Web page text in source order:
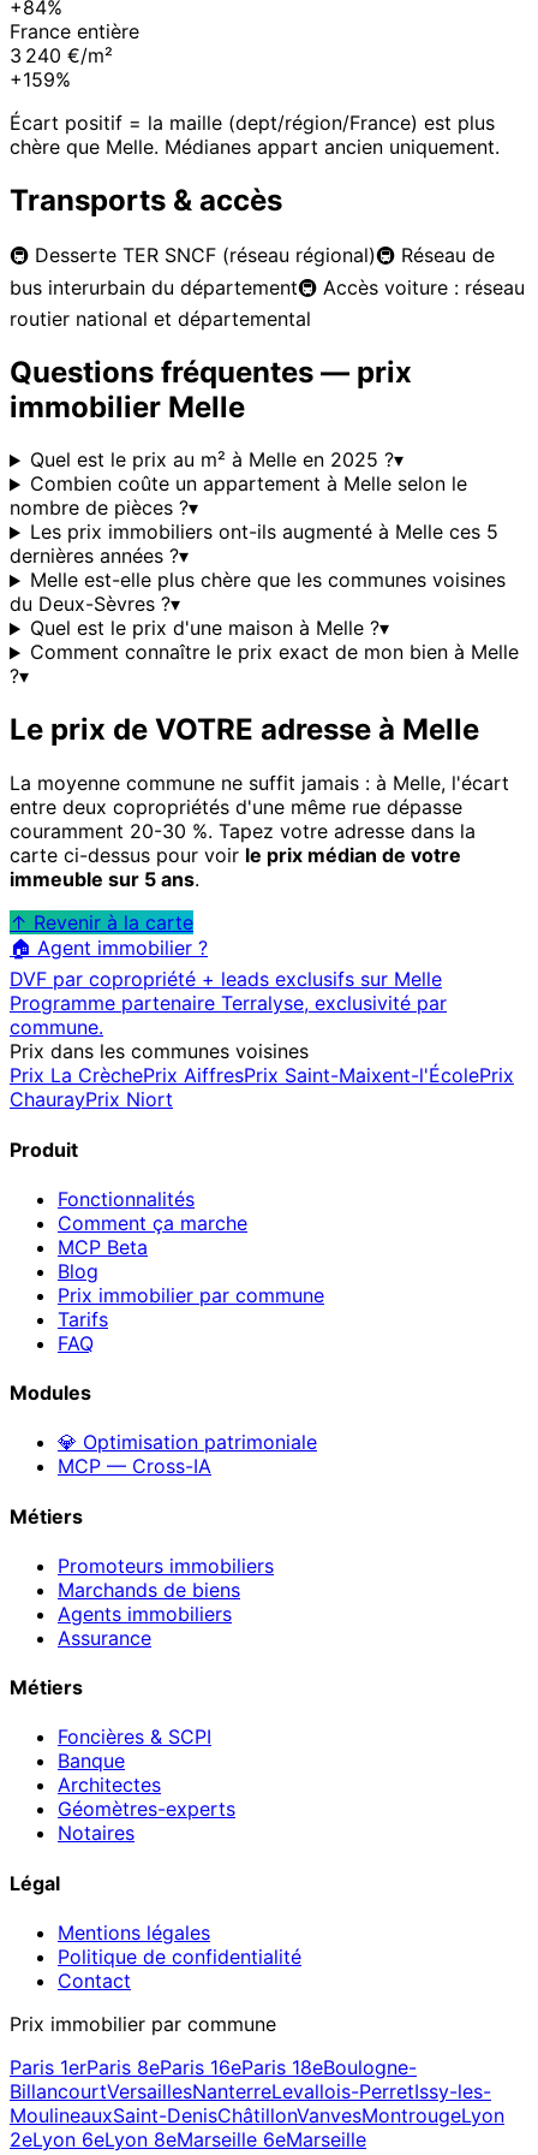
+84%
France entière
3 240 €/m²
+159%
Écart positif = la maille (dept/région/France) est plus
chère que Melle. Médianes appart ancien uniquement.
Transports & accès
🚇 Desserte TER SNCF (réseau régional)🚇 Réseau de
bus interurbain du département🚇 Accès voiture : réseau
routier national et départemental
Questions fréquentes — prix
immobilier Melle
Quel est le prix au m² à Melle en 2025 ?▾
Combien coûte un appartement à Melle selon le
nombre de pièces ?▾
Les prix immobiliers ont-ils augmenté à Melle ces 5
dernières années ?▾
Melle est-elle plus chère que les communes voisines
du Deux-Sèvres ?▾
Quel est le prix d'une maison à Melle ?▾
Comment connaître le prix exact de mon bien à Melle
?▾
Le prix de VOTRE adresse à Melle
La moyenne commune ne suffit jamais : à Melle, l'écart
entre deux copropriétés d'une même rue dépasse
couramment 20-30 %. Tapez votre adresse dans la
carte ci-dessus pour voir le prix médian de votre
immeuble sur 5 ans.
↑ Revenir à la carte
🏠 Agent immobilier ?
DVF par copropriété + leads exclusifs sur Melle
Programme partenaire Terralyse, exclusivité par
commune.
Prix dans les communes voisines
Prix La CrèchePrix AiffresPrix Saint-Maixent-l'ÉcolePrix
ChaurayPrix Niort
Produit
Fonctionnalités
Comment ça marche
MCP Beta
Blog
Prix immobilier par commune
Tarifs
FAQ
Modules
💎 Optimisation patrimoniale
MCP — Cross-IA
Métiers
Promoteurs immobiliers
Marchands de biens
Agents immobiliers
Assurance
Métiers
Foncières & SCPI
Banque
Architectes
Géomètres-experts
Notaires
Légal
Mentions légales
Politique de confidentialité
Contact
Prix immobilier par commune
Paris 1erParis 8eParis 16eParis 18eBoulogne-
BillancourtVersaillesNanterreLevallois-PerretIssy-les-
MoulineauxSaint-DenisChâtillonVanvesMontrougeLyon
2eLyon 6eLyon 8eMarseille 6eMarseille